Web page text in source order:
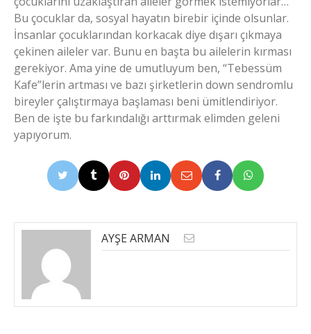
Bu çocuklar da, sosyal hayatın birebir içinde olsunlar.
İnsanlar çocuklarından korkacak diye dışarı çıkmaya
çekinen aileler var. Bunu en başta bu ailelerin kırması
gerekiyor. Ama yine de umutluyum ben, “Tebessüm
Kafe”lerin artması ve bazı şirketlerin down sendromlu
bireyler çalıştırmaya başlaması beni ümitlendiriyor.
Ben de işte bu farkındalığı arttırmak elimden geleni
yapıyorum.
AYŞE ARMAN